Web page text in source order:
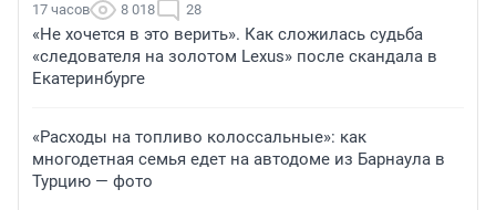
17 часов 8 018 28
«Не хочется в это верить». Как сложилась судьба
«следователя на золотом Lexus» после скандала в
Екатеринбурге
«Расходы на топливо колоссальные»: как
многодетная семья едет на автодоме из Барнаула в
Турцию — фото